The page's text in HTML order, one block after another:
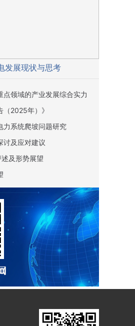
发展现状与思考
点领域的产业发展综合实力
（2025年）》
力系统爬坡问题研究
讨及应对建议
及形势展望